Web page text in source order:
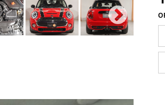
14 回 ボーナス月数